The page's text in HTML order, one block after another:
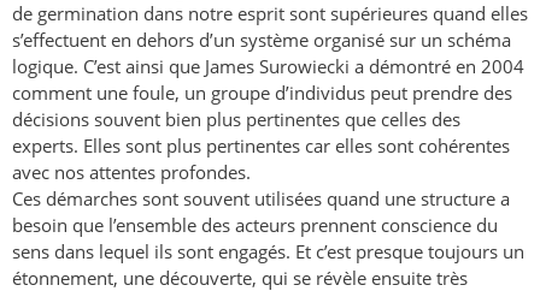
de germination dans notre esprit sont supérieures quand elles
s’effectuent en dehors d’un système organisé sur un schéma
logique. C’est ainsi que James Surowiecki a démontré en 2004
comment une foule, un groupe d’individus peut prendre des
décisions souvent bien plus pertinentes que celles des
experts. Elles sont plus pertinentes car elles sont cohérentes
avec nos attentes profondes.
Ces démarches sont souvent utilisées quand une structure a
besoin que l’ensemble des acteurs prennent conscience du
sens dans lequel ils sont engagés. Et c’est presque toujours un
étonnement, une découverte, qui se révèle ensuite très